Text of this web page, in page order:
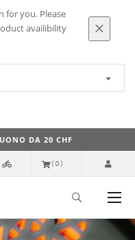
for you. Please
availibility
DA 20 CHF
(0)